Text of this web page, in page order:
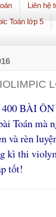
Liên hệ
Toán lớp 5
BÀI
Toán mà
và rèn
kì thi
tốt!